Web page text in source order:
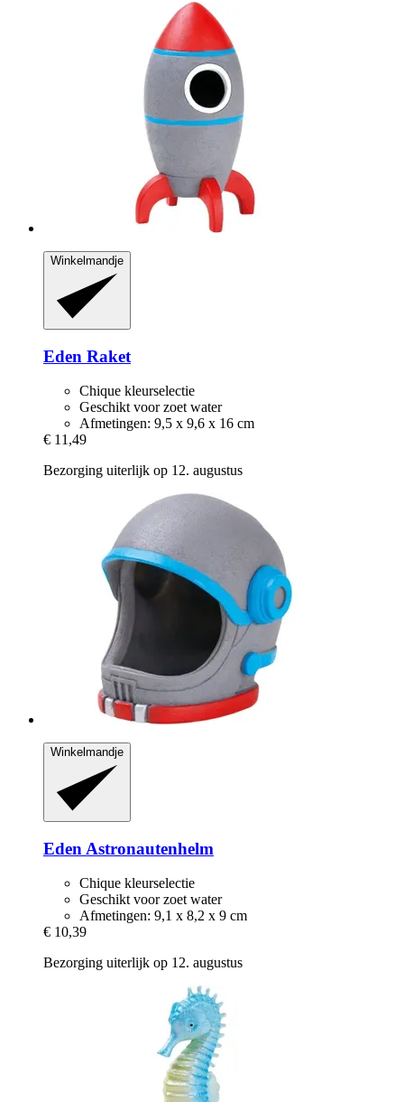
Winkelmandje
Eden Raket
Chique kleurselectie
Geschikt voor zoet water
Afmetingen: 9,5 x 9,6 x 16 cm
€ 11,49
Bezorging uiterlijk op 12. augustus
Winkelmandje
Eden Astronautenhelm
Chique kleurselectie
Geschikt voor zoet water
Afmetingen: 9,1 x 8,2 x 9 cm
€ 10,39
Bezorging uiterlijk op 12. augustus